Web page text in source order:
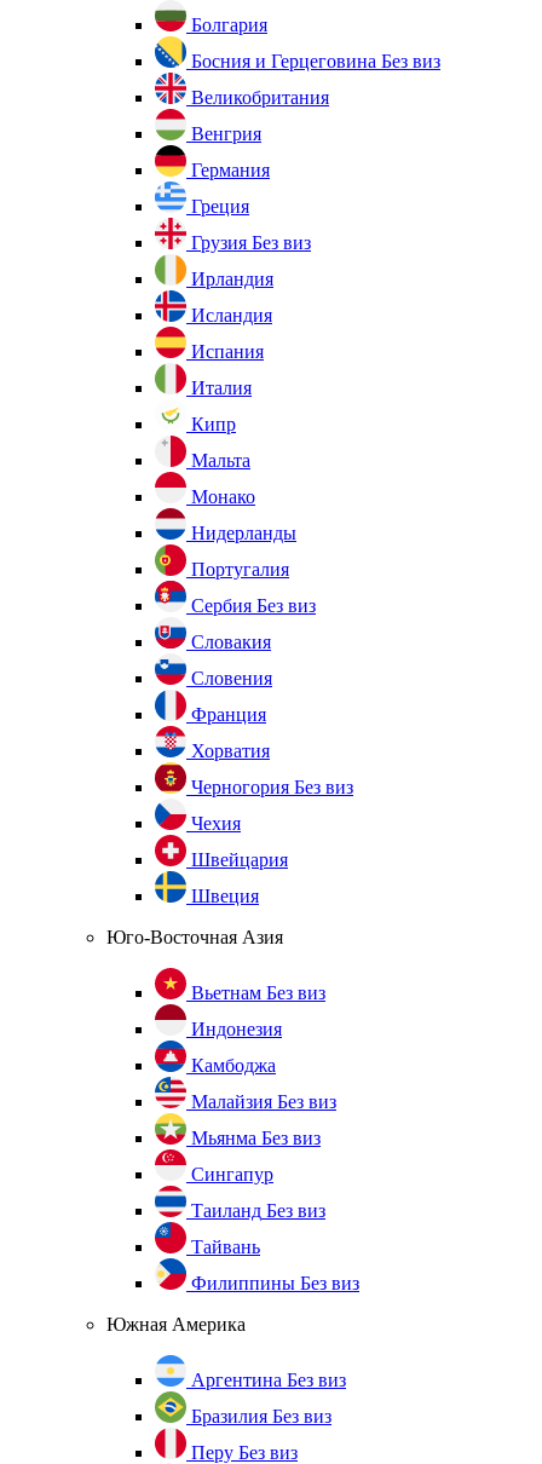
Болгария
Босния и Герцеговина Без виз
Великобритания
Венгрия
Германия
Греция
Грузия Без виз
Ирландия
Исландия
Испания
Италия
Кипр
Мальта
Монако
Нидерланды
Португалия
Сербия Без виз
Словакия
Словения
Франция
Хорватия
Черногория Без виз
Чехия
Швейцария
Швеция
Юго-Восточная Азия
Вьетнам Без виз
Индонезия
Камбоджа
Малайзия Без виз
Мьянма Без виз
Сингапур
Таиланд Без виз
Тайвань
Филиппины Без виз
Южная Америка
Аргентина Без виз
Бразилия Без виз
Перу Без виз